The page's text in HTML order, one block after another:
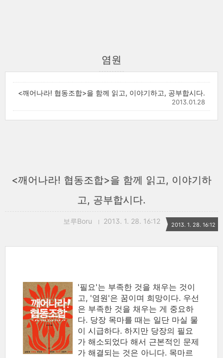
염원
<깨어나라! 협동조합>을 함께 읽고, 이야기하고, 공부합시다.
2013.01.28
<깨어나라! 협동조합>을 함께 읽고, 이야기하
고, 공부합시다.
보루Boru 2013. 1. 28. 16:12 2013. 1. 28. 16:12
'필요'는 부족한 것을 채우는 것이
고, '염원'은 꿈이며 희망이다. 우선
은 부족한 것을 채우는 게 중요하
다. 당장 목마를 때는 일단 마실 물
이 시급하다. 하지만 당장의 필요
가 해소되었다 해서 근본적인 문제
가 해결되는 것은 아니다. 목마르